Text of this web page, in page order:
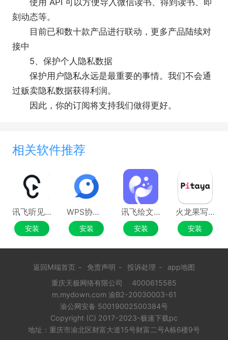
使用 API 可以方便导入微信读书、得到读书、即
刻动态等。
目前已和数十款产品进行联动，更多产品陆续对
接中
5、保护个人隐私数据
保护用户隐私永远是最重要的事情。我们不会通
过贩卖隐私数据获得利润。
因此，你的订阅将支持我们做得更好。
相关软件推荐
讯飞听见Mac版
安装
WPS协作Mac版
安装
讯飞绘文MAC版
安装
火龙果写作Mac版
安装
返回M端首页 - 免责声明 - 投诉处理 -
app地图
重庆天极网络有限公司
4000615585
m.mydown.com 渝B2-20030003-61
渝公网安备 50019002500384号
Copyright (C) 2017-2023-极速下载pc
地址：重庆市渝北区财富大道15号财富二号A栋6楼9号